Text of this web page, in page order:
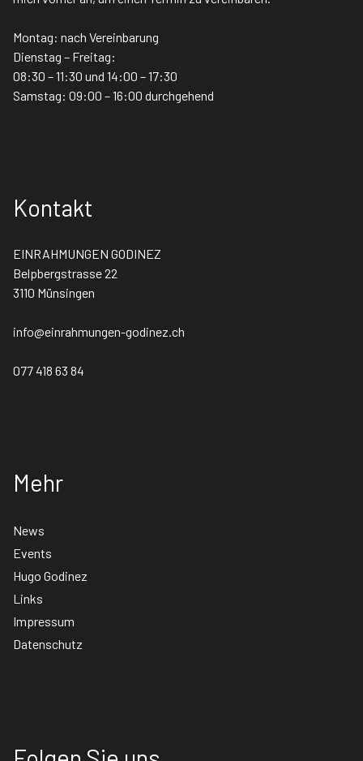
Montag: nach Vereinbarung
Dienstag – Freitag:
08:30 – 11:30 und 14:00 – 17:30
Samstag: 09:00 – 16:00 durchgehend
Kontakt
EINRAHMUNGEN GODINEZ
Belpbergstrasse 22
3110 Münsingen
info@einrahmungen-godinez.ch
077 418 63 84
Mehr
News
Events
Hugo Godinez
Links
Impressum
Datenschutz